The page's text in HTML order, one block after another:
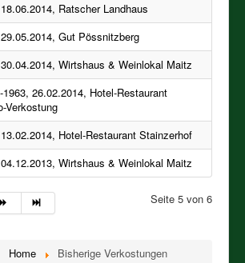
WEINE Ratscher Landhaus
Gut Pössnitzberg
Wirtshaus & Weinlokal Maitz
26.02.2014, Hotel-Restaurant
Verkostung
Hotel-Restaurant Stainzerhof
Wirtshaus & Weinlokal Maitz
Seite 5 von 6
Home Bisherige Verkostungen